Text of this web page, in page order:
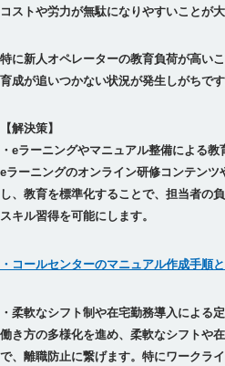
コストや労力が無駄になりやすいことが大
特に新人オペレーターの教育負荷が高い
育成が追いつかない状況が発生しがちです
【解決策】
・eラーニングやマニュアル整備による教
eラーニングのオンライン研修コンテンツ
し、教育を標準化することで、担当者の
・コールセンターのマニュアル作成手順
・柔軟なシフト制や在宅勤務導入による
働き方の多様化を進め、柔軟なシフトや
で、離職防止に繋げます。特にワークラ